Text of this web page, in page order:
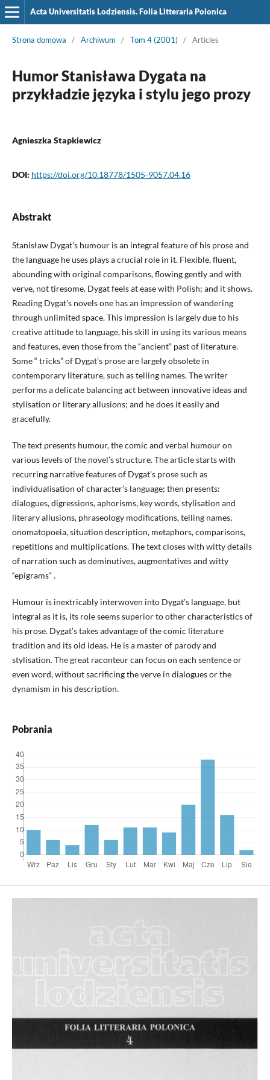
Acta Universitatis Lodziensis. Folia Litteraria Polonica
Strona domowa / Archiwum / Tom 4 (2001) / Articles
Humor Stanisława Dygata na
przykładzie języka i stylu jego prozy
Agnieszka Stapkiewicz
DOI: https://doi.org/10.18778/1505-9057.04.16
Abstrakt
Stanisław Dygat’s humour is an integral feature of his prose and
the language he uses plays a crucial role in it. Flexible, fluent,
abounding with original comparisons, flowing gently and with
verve, not tiresome. Dygat feels at ease with Polish; and it shows.
Reading Dygat’s novels one has an impression of wandering
through unlimited space. This impression is largely due to his
creative attitude to language, his skill in using its various means
and features, even those from the “ancient” past of literature.
Some “ tricks” of Dygat’s prose are largely obsolete in
contemporary literature, such as telling names. The writer
performs a delicate balancing act between innovative ideas and
stylisation or literary allusions; and he does it easily and
gracefully.
The text presents humour, the comic and verbal humour on
various levels of the novel’s structure. The article starts with
recurring narrative features of Dygat’s prose such as
individualisation of character’s language; then presents:
dialogues, digressions, aphorisms, key words, stylisation and
literary allusions, phraseology modifications, telling names,
onomatopoeia, situation description, metaphors, comparisons,
repetitions and multiplications. The text closes with witty details
of narration such as deminutives, augmentatives and witty
“epigrams” .
Humour is inextricably interwoven into Dygat’s language, but
integral as it is, its role seems superior to other characteristics of
his prose. Dygat’s takes advantage of the comic literature
tradition and its old ideas. He is a master of parody and
stylisation. The great raconteur can focus on each sentence or
even word, without sacrificing the verve in dialogues or the
dynamism in his description.
Pobrania